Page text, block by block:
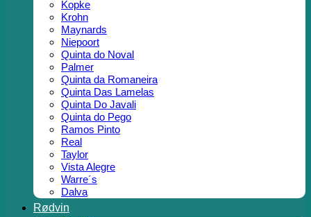
Kopke
Krohn
Maynards
Niepoort
Quinta do Noval
Palmer
Quinta da Romaneira
Quinta Das Lamelas
Quinta Do Javali
Quinta do Pego
Ramos Pinto
Real
Taylor
Vista Alegre
Warre´s
Dalva
Rødvin